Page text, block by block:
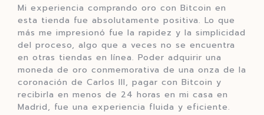
Mi experiencia comprando oro con Bitcoin en
esta tienda fue absolutamente positiva. Lo que
más me impresionó fue la rapidez y la simplicidad
del proceso, algo que a veces no se encuentra
en otras tiendas en línea. Poder adquirir una
moneda de oro conmemorativa de una onza de la
coronación de Carlos III, pagar con Bitcoin y
recibirla en menos de 24 horas en mi casa en
Madrid, fue una experiencia fluida y eficiente.